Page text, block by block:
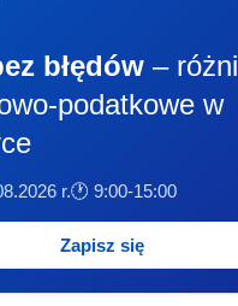
błędów –
podatkowe w
r.🕐 9:00-15:00
Zapisz się